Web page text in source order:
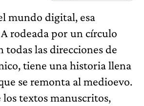
mundo digital, esa
rodeada por un círculo
todas las direcciones de
tiene una historia llena
se remonta al medioevo.
los textos manuscritos,